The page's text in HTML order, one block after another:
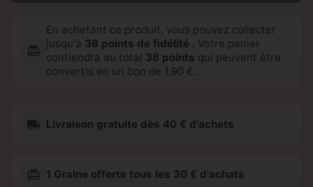
redeem
En achetant ce produit, vous pouvez collecter
jusqu'à 38 points de fidélité . Votre panier
contiendra au total 38 points qui peuvent être
convertis en un bon de 1,90 € .
local_shipping Livraison gratuite dès 40 € d'achats
redeem 1 Graine offerte tous les 30 € d'achats